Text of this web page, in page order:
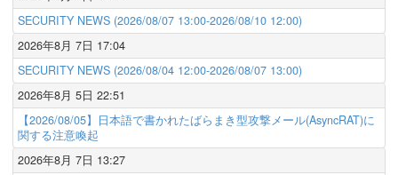
SECURITY NEWS (2026/08/07 13:00-2026/08/10 12:00)
2026年8月 7日 17:04
SECURITY NEWS (2026/08/04 12:00-2026/08/07 13:00)
2026年8月 5日 22:51
【2026/08/05】日本語で書かれたばらまき型攻撃メール(AsyncRAT)に
関する注意喚起
2026年8月 7日 13:27